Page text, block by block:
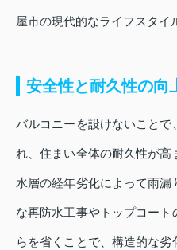
屋市の現代的なライフスタイ
安全性と耐久性の向
バルコニーを設けないことで
れ、住まい全体の耐久性が
水層の経年劣化によって雨
な再防水工事やトップコー
らを省くことで、構造的な